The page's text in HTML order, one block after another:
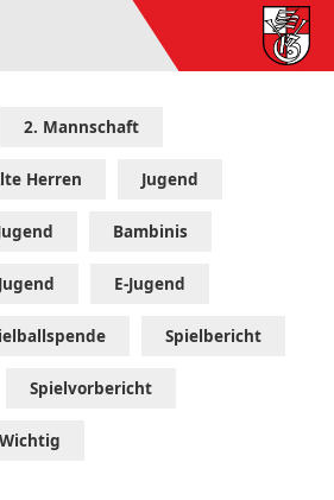
2. Mannschaft
Herren Jugend
Bambinis
E-Jugend
Spielbericht
Spielvorbericht
Wichtig